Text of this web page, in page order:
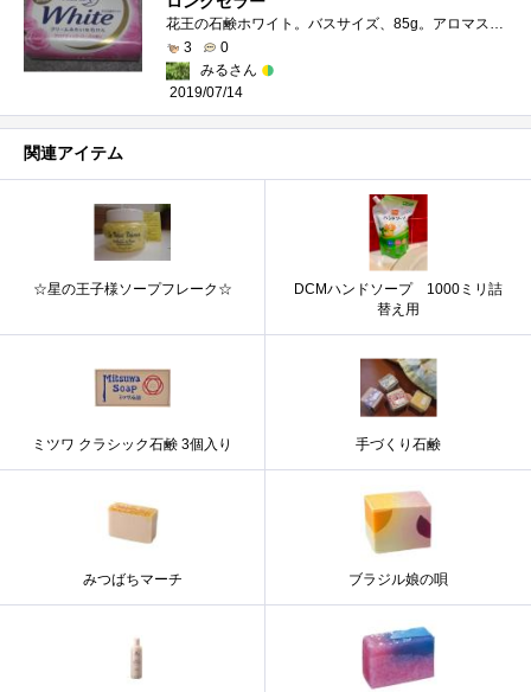
花王の石鹸ホワイト。バスサイズ、85g。アロマスティック・ローズの香り。進化を続ける、ロングセラー商品。ボディーソープの方が楽ではあり�...
3
0
みるさん
2019/07/14
関連アイテム
☆星の王子様ソープフレーク☆
DCMハンドソープ 1000ミリ詰
替え用
ミツワ クラシック石鹸 3個入り 手づくり石鹸
みつばちマーチ ブラジル娘の唄